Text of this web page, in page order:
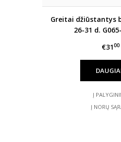
Greitai džiūstantys
26-31 d.
€3100
Į
Į NORŲ